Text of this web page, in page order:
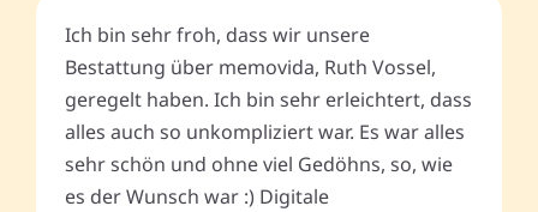
Ich bin sehr froh, dass wir unsere
Bestattung über memovida, Ruth Vossel,
geregelt haben. Ich bin sehr erleichtert, dass
alles auch so unkompliziert war. Es war alles
sehr schön und ohne viel Gedöhns, so, wie
es der Wunsch war :) Digitale